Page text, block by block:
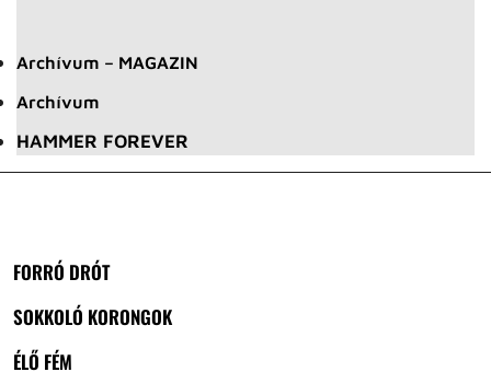
Archívum – MAGAZIN
Archívum
HAMMER FOREVER
FORRÓ DRÓT
SOKKOLÓ KORONGOK
ÉLŐ FÉM